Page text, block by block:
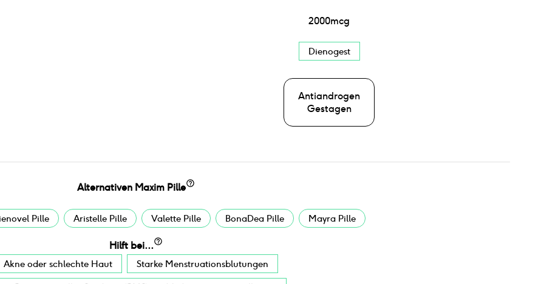
2000mcg
Dienogest
Antiandrogen
Gestagen
Alternativen Maxim Pille
Pille Aristelle Pille Valette Pille BonaDea Pille Mayra Pille
Hilft bei...
Akne oder schlechte Haut Starke Menstruationsblutungen